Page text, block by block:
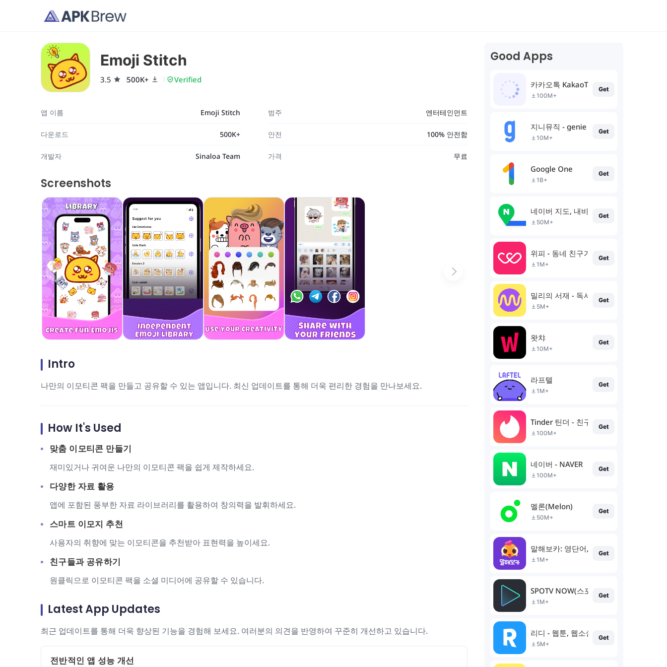
Emoji Stitch
3.5 500K+ Verified
앱 이름 Emoji Stitch 범주 엔터테인먼트
다운로드 500K+ 안전 100% 안전함
개발자 Sinaloa Team 가격 무료
Screenshots
Intro
나만의 이모티콘 팩을 만들고 공유할 수 있는 앱입니다. 최신 업데이트를 통해 더욱 편리한 경험을 만나보세요.
How It's Used
맞춤 이모티콘 만들기
재미있거나 귀여운 나만의 이모티콘 팩을 쉽게 제작하세요.
다양한 자료 활용
앱에 포함된 풍부한 자료 라이브러리를 활용하여 창의력을 발휘하세요.
스마트 이모지 추천
사용자의 취향에 맞는 이모티콘을 추천받아 표현력을 높이세요.
친구들과 공유하기
원클릭으로 이모티콘 팩을 소셜 미디어에 공유할 수 있습니다.
Latest App Updates
최근 업데이트를 통해 더욱 향상된 기능을 경험해 보세요. 여러분의 의견을 반영하여 꾸준히 개선하고 있습니다.
전반적인 앱 성능 개선
Good Apps
카카오톡 KakaoTalk
100M+
Get
지니뮤직 - genie
10M+
Get
Google One
1B+
Get
네이버 지도, 내비게이션
50M+
Get
위피 - 동네 친구가 필요할 때
1M+
Get
밀리의 서재 - 독서와 무제한 친해지리
5M+
Get
왓챠
10M+
Get
라프텔
1M+
Get
Tinder 틴더 - 친구를 발견하는 새로운 방
100M+
Get
네이버 - NAVER
100M+
Get
멜론(Melon)
50M+
Get
말해보카: 영단어, 문법, 리스닝, 스피킹,
1M+
Get
SPOTV NOW(스포티비 나우)
1M+
Get
리디 - 웹툰, 웹소설, 전자책 모두 여기에!
5M+
Get